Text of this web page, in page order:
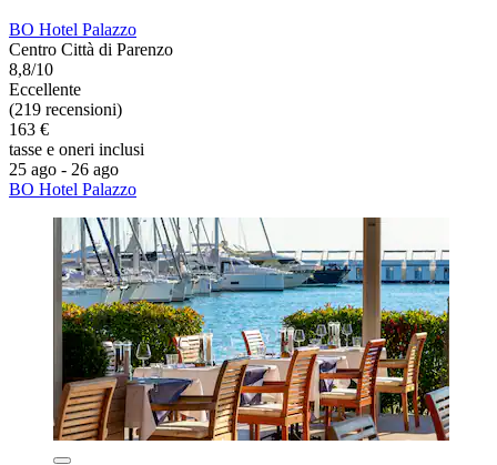
BO Hotel Palazzo
Centro Città di Parenzo
8,8/10
Eccellente
(219 recensioni)
163 €
tasse e oneri inclusi
25 ago - 26 ago
BO Hotel Palazzo